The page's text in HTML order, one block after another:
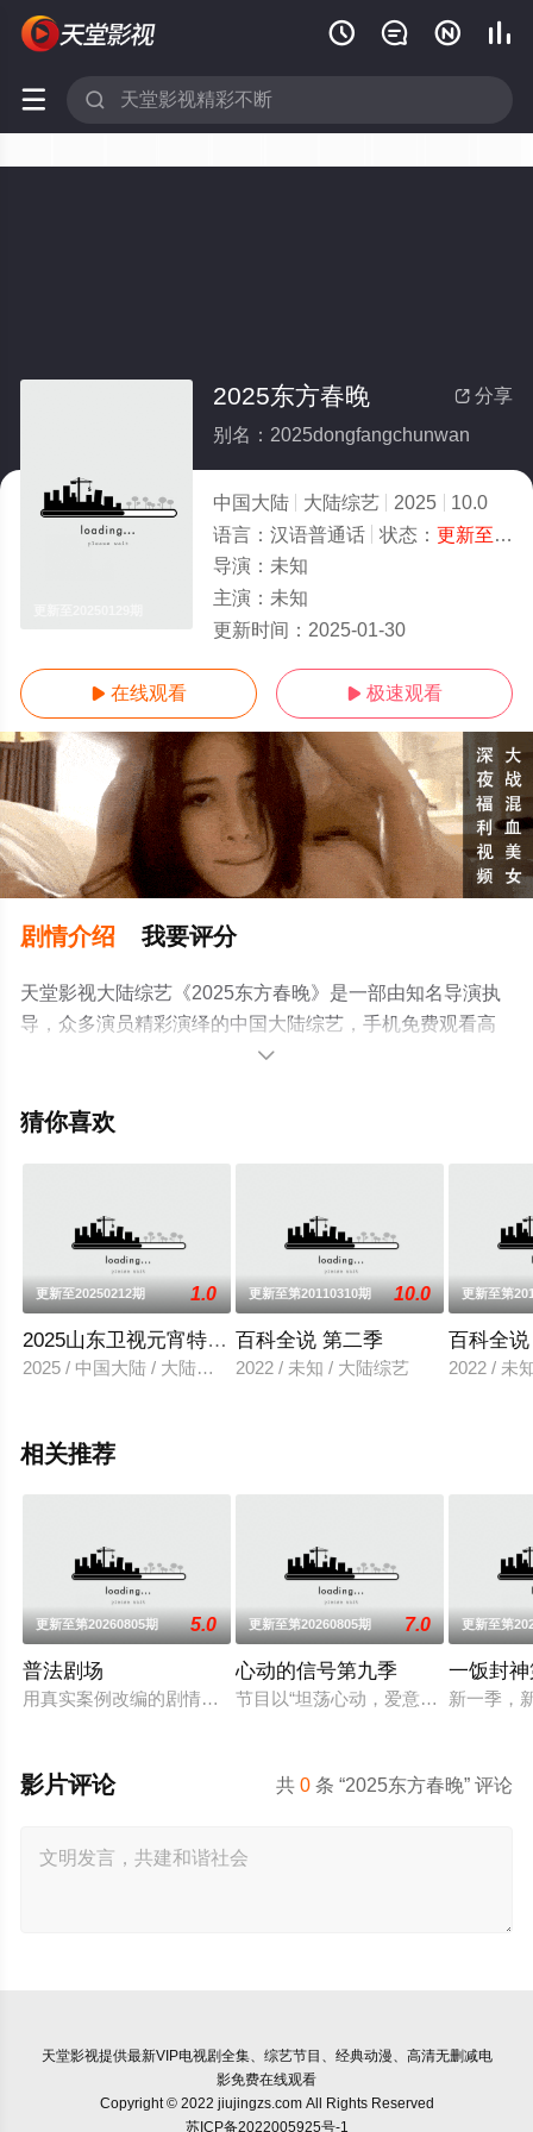
   
 
 分享
2025东方春晚
别名：2025dongfangchunwan
中国大陆 大陆综艺 2025
10.0
语言： 汉语普通话 状态： 更新至20250129期
导演： 未知
主演： 未知
更新时间： 2025-01-30
 在线观看  极速观看
剧情介绍 我要评分
天堂影视大陆综艺《2025东方春晚》是一部由知名导演执
导，众多演员精彩演绎的中国大陆综艺，手机免费观看高
清未删减完整版综艺节目就上天堂电影网，更多相关信息

猜你喜欢
更新至20250212期 1.0
2025山东卫视元宵特别节目
2025 / 中国大陆 / 大陆综艺
更新至第20110310期 10.0
百科全说 第二季
2022 / 未知 / 大陆综艺
更新至第
百科全
2022 / 未
相关推荐
更新至第20260805期 5.0
普法剧场
用真实案例改编的剧情故事，展现人间百态和社会面貌。普及法
更新至第20260805期 7.0
心动的信号第九季
节目以“坦荡心动，爱意直行”为核心
更新至第
一饭封
新一季，
共0 条 “2025东方春晚” 评论
影片评论
天堂影视提供最新VIP电视剧全集、综艺节目、经典动漫、高清无删减电
影免费在线观看
Copyright © 2022 jiujingzs.com All Rights Reserved
苏ICP备2022005925号-1